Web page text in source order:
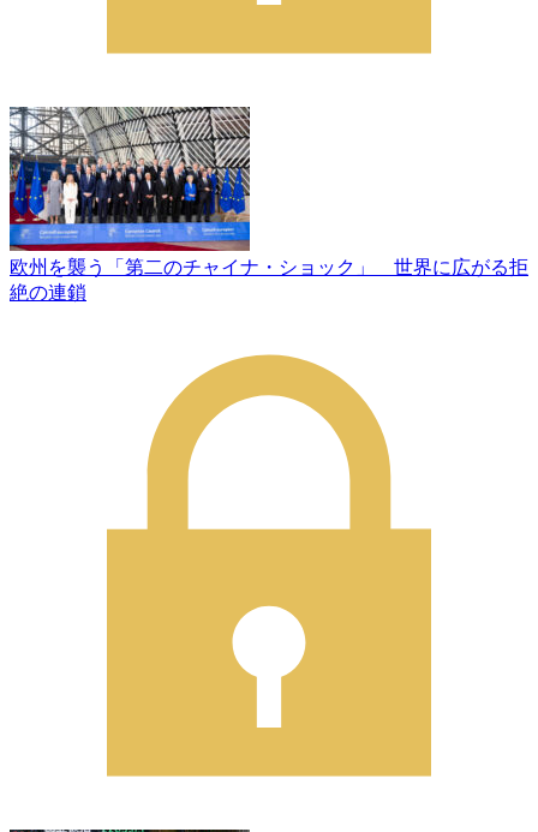
欧州を襲う「第二のチャイナ・ショック」 世界に広がる拒
絶の連鎖